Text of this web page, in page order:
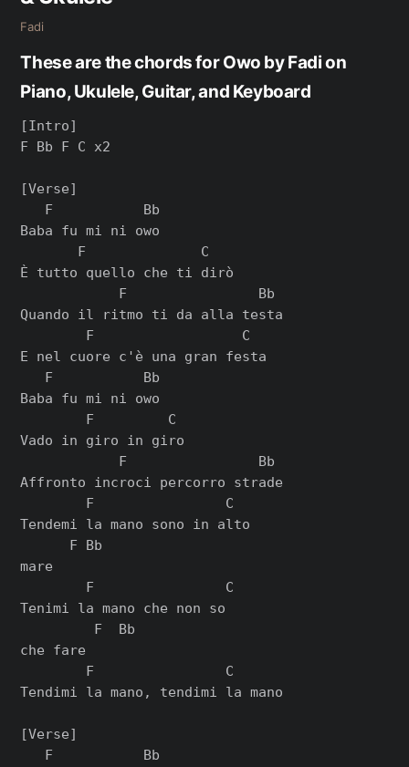
Fadi
These are the chords for Owo by Fadi on
Piano, Ukulele, Guitar, and Keyboard
[Intro]
F Bb F C x2
[Verse]
   F           Bb
Baba fu mi ni owo
       F              C
È tutto quello che ti dirò
            F                Bb
Quando il ritmo ti da alla testa
        F                  C
E nel cuore c'è una gran festa
   F           Bb
Baba fu mi ni owo
        F         C
Vado in giro in giro
            F                Bb
Affronto incroci percorro strade
        F                C
Tendemi la mano sono in alto
      F Bb
mare
        F                C
Tenimi la mano che non so
         F  Bb
che fare
        F                C
Tendimi la mano, tendimi la mano
[Verse]
   F           Bb